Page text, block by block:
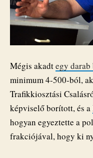
Mégis akadtegy darab
minimum 4-500-ból,
Trafikkiosztási
képviselő borított, és a
hogyan egyeztette a
frakciójával, hogy ki